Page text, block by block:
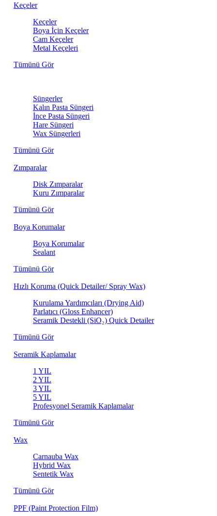
Keçeler
Keçeler
Boya İçin Keçeler
Cam Keçeler
Metal Keçeleri
Tümünü Gör
Süngerler
Kalın Pasta Süngeri
İnce Pasta Süngeri
Hare Süngeri
Wax Süngerleri
Tümünü Gör
Zımparalar
Disk Zımparalar
Kuru Zımparalar
Tümünü Gör
Boya Korumalar
Boya Korumalar
Sealant
Tümünü Gör
Hızlı Koruma (Quick Detailer/ Spray Wax)
Kurulama Yardımcıları (Drying Aid)
Parlatıcı (Gloss Enhancer)
Seramik Destekli (SiO₂) Quick Detailer
Tümünü Gör
Seramik Kaplamalar
1 YIL
2 YIL
3 YIL
5 YIL
Profesyonel Seramik Kaplamalar
Tümünü Gör
Wax
Carnauba Wax
Hybrid Wax
Sentetik Wax
Tümünü Gör
PPF (Paint Protection Film)